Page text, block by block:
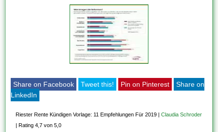
Share on Facebook Tweet this! Pin on Pinterest
Share on
LinkedIn
Riester Rente Kündigen Vorlage: 11 Empfehlungen Für 2019 |Claudia Schroder
|Rating 4,7 von 5,0